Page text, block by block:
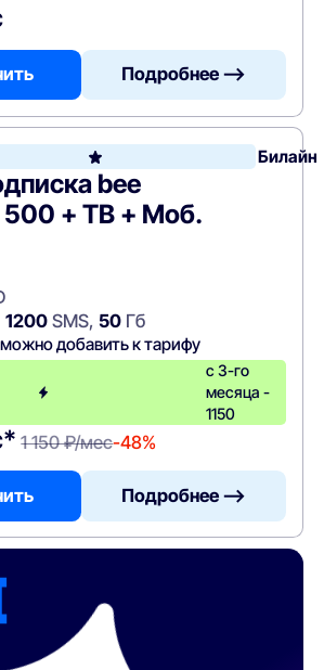
Подробнее —>
Билайн
bee
500 + ТВ + Моб.
1200SMS, 50Гб
добавить к тарифу
с 3-го
месяца -
1150
1 150 ₽/мес-48%
Подробнее —>